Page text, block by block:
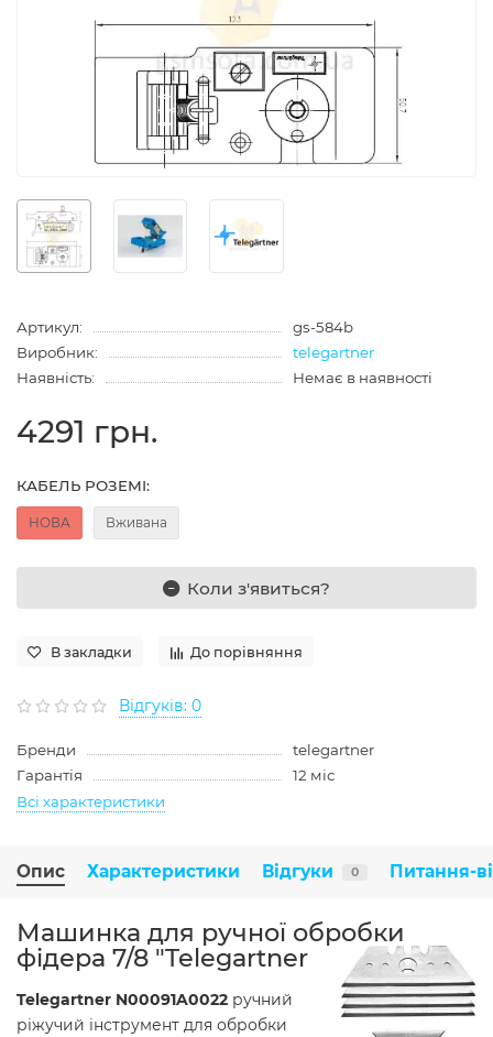
Артикул:
gs-584b
Виробник:
telegartner
Наявність:
Немає в наявності
4291 грн.
КАБЕЛЬ РОЗЕМІ:
НОВА Вживана
Коли з'явиться?
В закладки До порівняння
Відгуків: 0
Бренди
telegartner
Гарантія
12 міс
Всі характеристики
Опис Характеристики Відгуки 0 Питання-
Машинка для ручної обробки
фідера 7/8 "Telegartner
Telegartner N00091A0022 ручний
ріжучий інструмент для обробки